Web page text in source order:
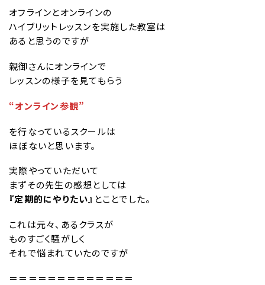
オフラインとオンラインの
ハイブリットレッスンを実施した教室は
あると思うのですが
親御さんにオンラインで
レッスンの様子を見てもらう
“オンライン参観”
を行なっているスクールは
ほぼないと思います。
実際やっていただいて
まずその先生の感想としては
『定期的にやりたい』 とことでした。
これは元々、あるクラスが
ものすごく騒がしく
それで悩まれていたのですが
＝＝＝＝＝＝＝＝＝＝＝＝＝